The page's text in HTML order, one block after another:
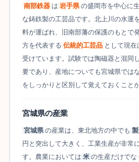
南部鉄器 は 岩手県 の盛岡市を中心に
な鋳鉄製の工芸品です。北上川の水運
料が運ばれ、旧南部藩の保護のもとで
方を代表する 伝統的工芸品 として現
受けています。試験では陶磁器と混同
要であり、産地についても宮城県では
をしっかりと区別して覚えておくこと
宮城県の産業
宮城県 の産業は、東北地方の中でも
円と突出して大きく、工業生産が非常
す。農業においては 米 の生産だけで